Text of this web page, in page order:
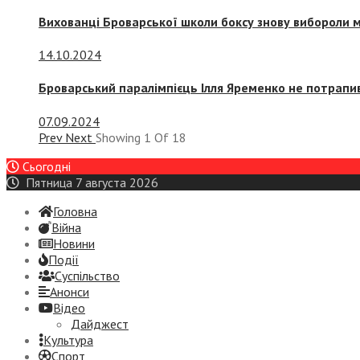
Вихованці Броварської школи боксу знову вибороли
14.10.2024
Броварський паралімпієць Ілля Яременко не
07.09.2024
Prev Next Showing 1 Of 18
Сьогодні
Пятница 7 августа 2026
Головна
Війна
Новини
Події
Суспiльство
Анонси
Відео
Дайджест
Культура
Спорт